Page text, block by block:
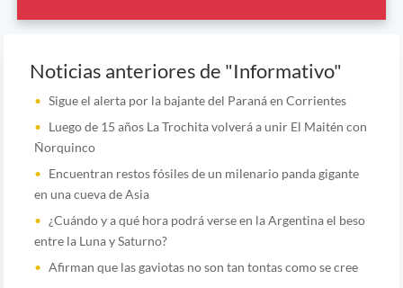
Noticias anteriores de "Informativo"
Sigue el alerta por la bajante del Paraná en Corrientes
Luego de 15 años La Trochita volverá a unir El Maitén con
Ñorquinco
Encuentran restos fósiles de un milenario panda gigante
en una cueva de Asia
¿Cuándo y a qué hora podrá verse en la Argentina el beso
entre la Luna y Saturno?
Afirman que las gaviotas no son tan tontas como se cree